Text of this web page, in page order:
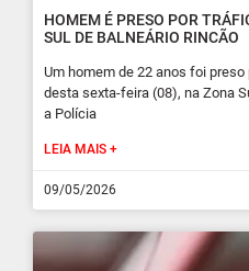
HOMEM É PRESO POR
SUL DE BALNEÁRIO RINCÃO
Um homem de 22 anos foi
desta sexta-feira (08), na Zona
a Polícia
LEIA MAIS +
09/05/2026